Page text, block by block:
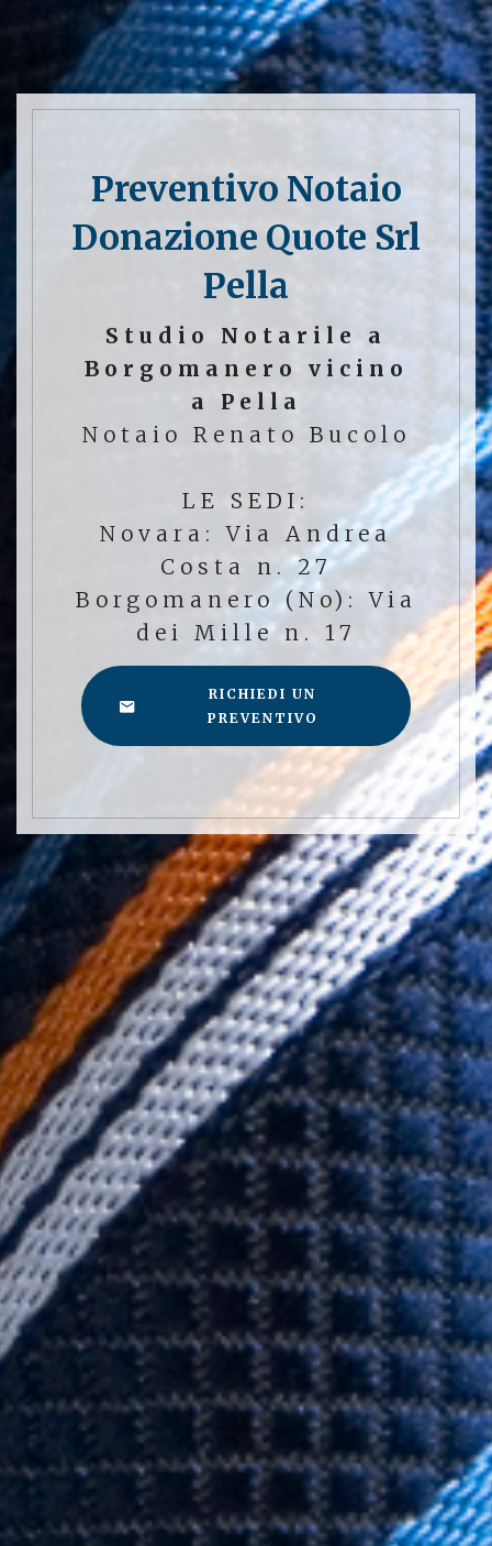
Preventivo Notaio
Donazione Quote Srl
Pella
Studio Notarile a
Borgomanero vicino
a Pella
Notaio Renato Bucolo
LE SEDI:
Novara: Via Andrea
Costa n. 27
Borgomanero (No): Via
dei Mille n. 17
RICHIEDI UN
PREVENTIVO